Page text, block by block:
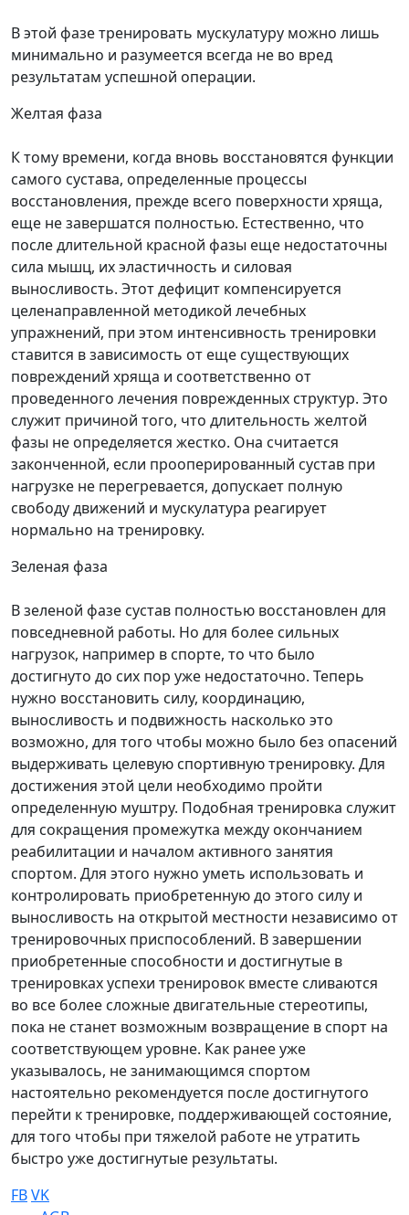
В этой фазе тренировать мускулатуру можно лишь
минимально и разумеется всегда не во вред
результатам успешной операции.
Желтая фаза
К тому времени, когда вновь восстановятся функции
самого сустава, определенные процессы
восстановления, прежде всего поверхности хряща,
еще не завершатся полностью. Естественно, что
после длительной красной фазы еще недостаточны
сила мышц, их эластичность и силовая
выносливость. Этот дефицит компенсируется
целенаправленной методикой лечебных
упражнений, при этом интенсивность тренировки
ставится в зависимость от еще существующих
повреждений хряща и соответственно от
проведенного лечения поврежденных структур. Это
служит причиной того, что длительность желтой
фазы не определяется жестко. Она считается
законченной, если прооперированный сустав при
нагрузке не перегревается, допускает полную
свободу движений и мускулатура реагирует
нормально на тренировку.
Зеленая фаза
В зеленой фазе сустав полностью восстановлен для
повседневной работы. Но для более сильных
нагрузок, например в спорте, то что было
достигнуто до сих пор уже недостаточно. Теперь
нужно восстановить силу, координацию,
выносливость и подвижность насколько это
возможно, для того чтобы можно было без опасений
выдерживать целевую спортивную тренировку. Для
достижения этой цели необходимо пройти
определенную муштру. Подобная тренировка служит
для сокращения промежутка между окончанием
реабилитации и началом активного занятия
спортом. Для этого нужно уметь использовать и
контролировать приобретенную до этого силу и
выносливость на открытой местности независимо от
тренировочных приспособлений. В завершении
приобретенные способности и достигнутые в
тренировках успехи тренировок вместе сливаются
во все более сложные двигательные стереотипы,
пока не станет возможным возвращение в спорт на
соответствующем уровне. Как ранее уже
указывалось, не занимающимся спортом
настоятельно рекомендуется после достигнутого
перейти к тренировке, поддерживающей состояние,
для того чтобы при тяжелой работе не утратить
быстро уже достигнутые результаты.
FBVK